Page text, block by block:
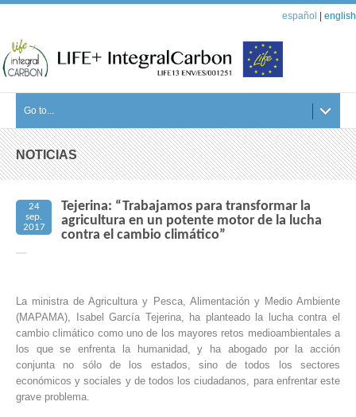
español english
Go to...
NOTICIAS
24
sep.
2017
Tejerina: “Trabajamos para transformar la
agricultura en un potente motor de la lucha
contra el cambio climático”
La ministra de Agricultura y Pesca, Alimentación y Medio Ambiente
(MAPAMA), Isabel García Tejerina, ha planteado la lucha contra el
cambio climático como uno de los mayores retos medioambientales a
los que se enfrenta la humanidad, y ha abogado por la acción
conjunta no sólo de los estados, sino de todos los sectores
económicos y sociales y de todos los ciudadanos, para enfrentar este
grave problema.